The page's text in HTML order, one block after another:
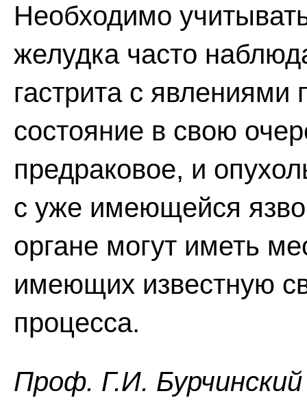
Необходимо
желудка часто
гастрита с явлениями
состояние в свою
предраковое, и
с уже имеющейся
органе могут иметь
имеющих известную
процесса.
Проф. Г.И. Бурчинский